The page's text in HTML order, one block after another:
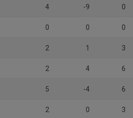
4 -9 0
0 0 0
2 1 3
2 4 6
5 -4 6
2 0 3